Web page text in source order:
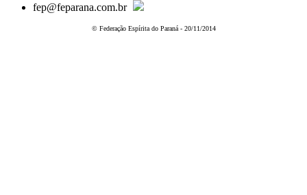
fep@feparana.com.br
© Federação Espírita do Paraná - 20/11/2014